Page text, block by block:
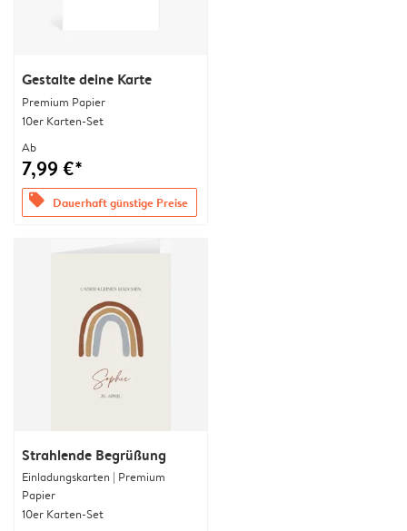
Gestalte deine Karte
Premium Papier
10er Karten-Set
Ab
7,99 €*
offers Dauerhaft günstige Preise
Strahlende Begrüßung
Einladungskarten | Premium
Papier
10er Karten-Set